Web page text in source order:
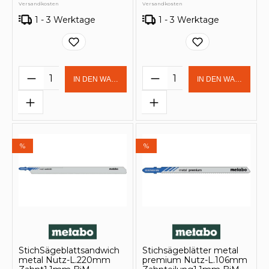
Versandkosten
1 - 3 Werktage
Produkt Anzahl: Gib den
IN DEN WARENKORB
Versandkosten
1 - 3 Werktage
Produkt Anzahl:
IN DEN
%
StichSägeblattsandwich
metal Nutz-L.220mm
%
Stichsägeblätter metal
premium Nutz-L.106mm